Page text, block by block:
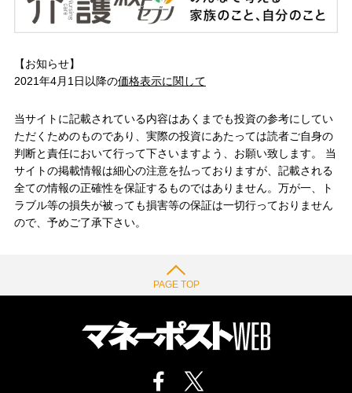
【お知らせ】
2021年4月1日以降の価格表示に関して
当サイトに記載されている内容はあくまでも投資の参考にしてい
ただくためのものであり、実際の投資にあたっては読者ご自身の
判断と責任において行って下さいますよう、お願い致します。 当
サイトの掲載情報は細心の注意を払っておりますが、記載される
全ての情報の正確性を保証するものではありません。万が一、ト
ラブル等の損失が被っても損害等の保証は一切行っておりません
ので、予めご了承下さい。
PAGE TOP